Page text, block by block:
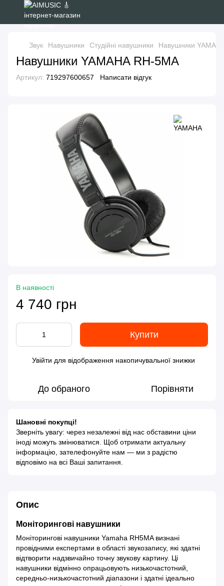
Звук Навушники Студійні навушники Навушники
Навушники YAMAHA RH-5MA
Артикул: 719297600657 Написати відгук
В наявності
4 740 грн
Купити
Увійти для відображення накопичувальної знижки
До обраного Порівняти
Шановні покупці!
Зверніть увагу: через незалежні від нас обставини ціни
іноді можуть змінюватися. Щоб отримати актуальну
інформацію, зателефонуйте нам — ми з радістю
відповімо на всі Ваші запитання.
Опис
Моніторингові навушники
Моніторингові навушники Yamaha RH5MA визнані
провідними експертами в області звукозапису, які здатні
відтворити надзвичайно точну звукову картину. Ці
навушники відмінно опрацьовують низькочастотний,
середньо-низькочастотний діапазони і здатні ідеально